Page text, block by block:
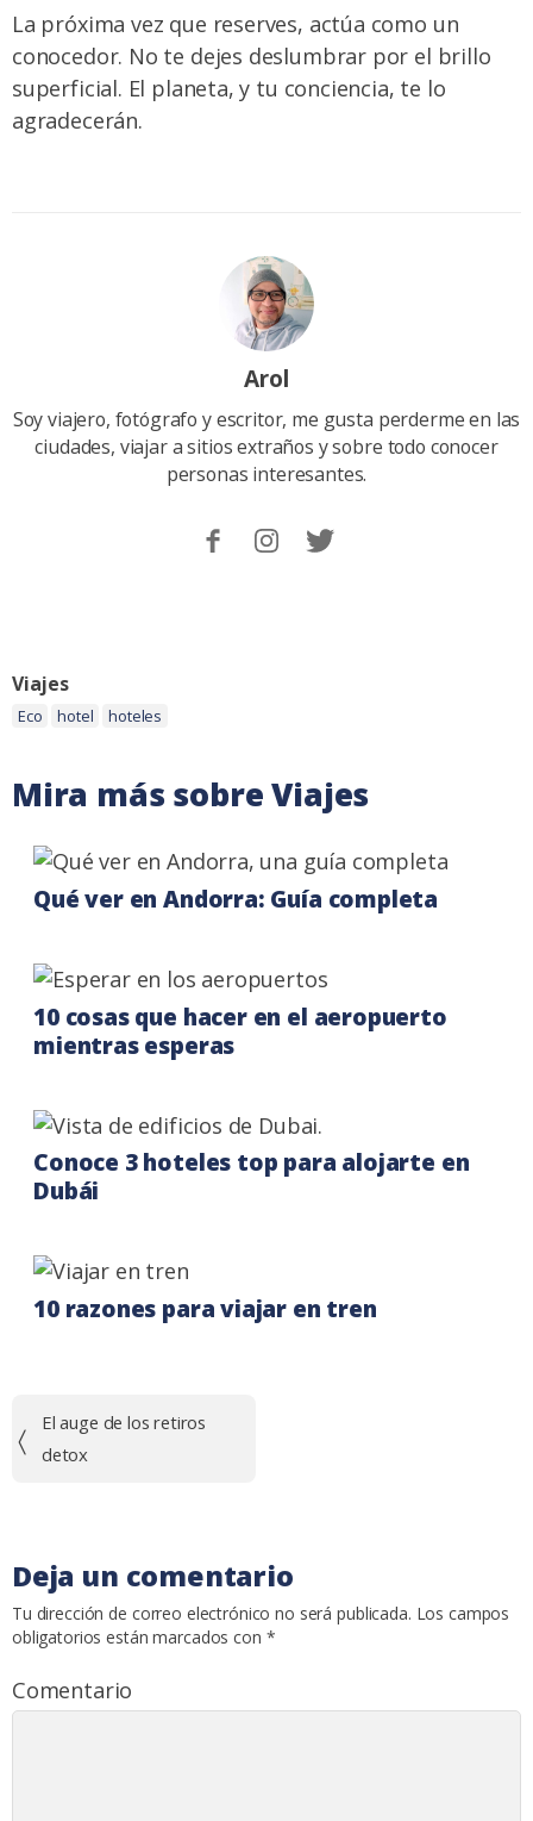
La próxima vez que reserves, actúa como un
conocedor. No te dejes deslumbrar por el brillo
superficial. El planeta, y tu conciencia, te lo
agradecerán.
Arol
Soy viajero, fotógrafo y escritor, me gusta perderme en las
ciudades, viajar a sitios extraños y sobre todo conocer
personas interesantes.
SiguemeFollowFollow
Categoria:
Viajes
Etiquetas:
Eco hotel hoteles
Mira más sobre Viajes
Qué ver en Andorra: Guía completa
10 cosas que hacer en el aeropuerto
mientras esperas
Conoce 3 hoteles top para alojarte en
Dubái
10 razones para viajar en tren
Navegación
de
El auge de los retiros
detox
Deja un comentario
Tu dirección de correo electrónico no será publicada. Los campos
obligatorios están marcados con *
Comentario